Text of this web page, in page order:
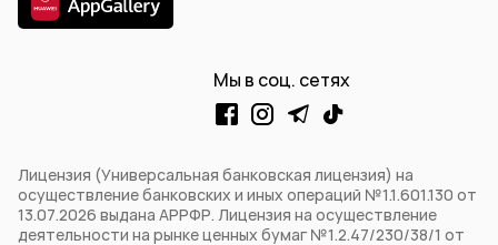
Лицензия (Универсальная банковская лицензия) на
осуществление банковских и иных операций №1.1.601.130 от
13.07.2026 выдана АРРФР. Лицензия на осуществление
деятельности на рынке ценных бумаг №1.2.47/230/38/1 от
Мы в соц. сетях